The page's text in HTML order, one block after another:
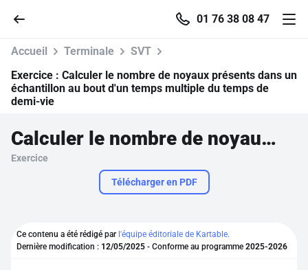
01 76 38 08 47
Accueil Terminale
SVT
Exercice : Calculer le nombre de noyaux présents dans un
échantillon au bout d'un temps multiple du temps de
demi-vie
Calculer le nombre de noyaux présents dans un échantillon au bout d'un temps multiple du temps de demi-vie
Exercice
Télécharger en PDF
Ce contenu a été rédigé par l'équipe éditoriale de Kartable.
Dernière modification : 12/05/2025 - Conforme au programme 2025-2026